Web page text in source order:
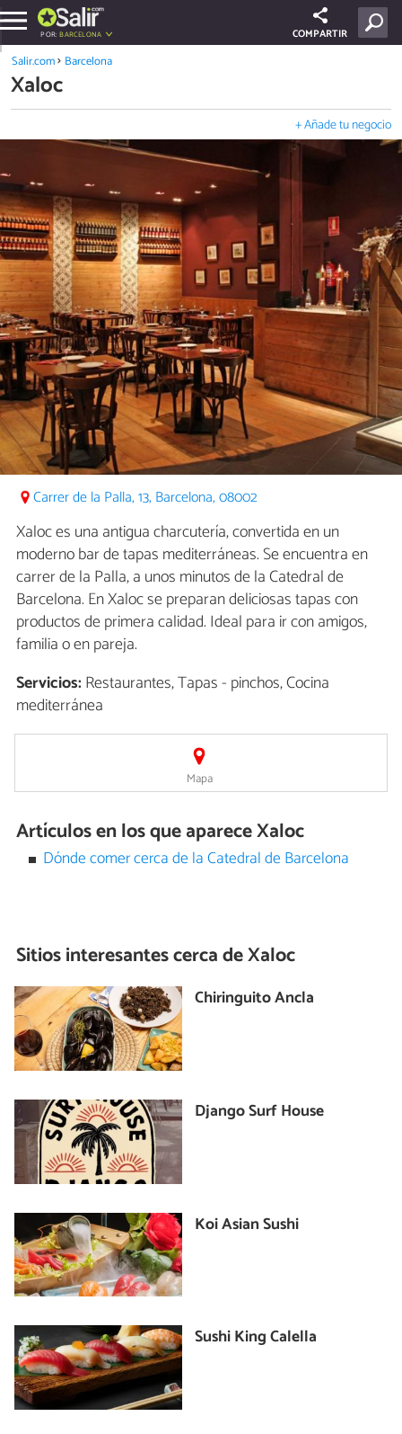
POR:BARCELONA COMPARTIR
Salir.com Barcelona
Xaloc
+ Añade tu negocio
Carrer de la Palla, 13, Barcelona, 08002
Xaloc es una antigua charcutería, convertida en un
moderno bar de tapas mediterráneas. Se encuentra en
carrer de la Palla, a unos minutos de la Catedral de
Barcelona. En Xaloc se preparan deliciosas tapas con
productos de primera calidad. Ideal para ir con amigos,
familia o en pareja.
Servicios:Restaurantes, Tapas - pinchos, Cocina
mediterránea
Mapa
Artículos en los que aparece Xaloc
Dónde comer cerca de la Catedral de Barcelona
Sitios interesantes cerca deXaloc
Chiringuito Ancla
Django Surf House
Koi Asian Sushi
Sushi King Calella